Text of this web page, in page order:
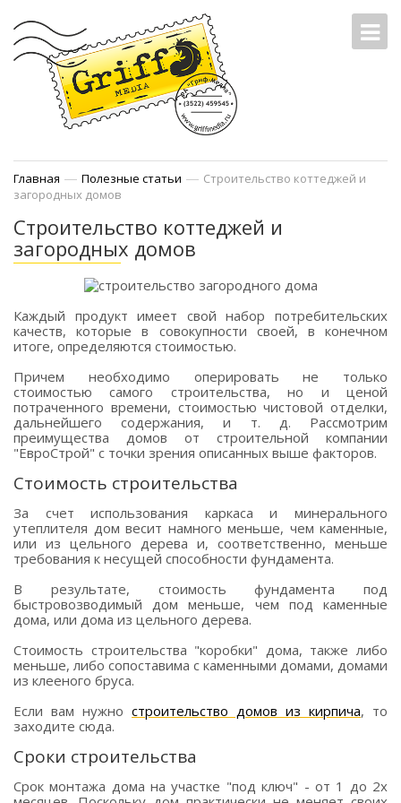
Главная — Полезные статьи — Строительство коттеджей и
загородных домов
Строительство коттеджей и
загородных домов
Каждый продукт имеет свой набор потребительских
качеств, которые в совокупности своей, в конечном
итоге, определяются стоимостью.
Причем необходимо оперировать не только
стоимостью самого строительства, но и ценой
потраченного времени, стоимостью чистовой отделки,
дальнейшего содержания, и т. д. Рассмотрим
преимущества домов от строительной компании
"ЕвроСтрой" с точки зрения описанных выше факторов.
Стоимость строительства
За счет использования каркаса и минерального
утеплителя дом весит намного меньше, чем каменные,
или из цельного дерева и, соответственно, меньше
требования к несущей способности фундамента.
В результате, стоимость фундамента под
быстровозводимый дом меньше, чем под каменные
дома, или дома из цельного дерева.
Стоимость строительства "коробки" дома, также либо
меньше, либо сопоставима с каменными домами, домами
из клееного бруса.
Если вам нужно строительство домов из кирпича, то
заходите сюда.
Сроки строительства
Срок монтажа дома на участке "под ключ" - от 1 до 2х